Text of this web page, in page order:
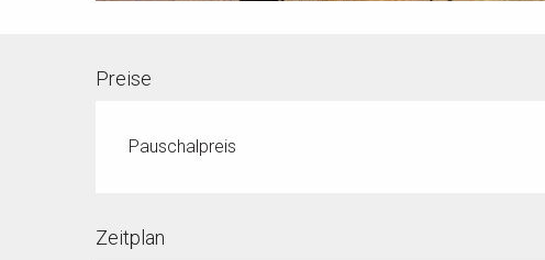
Preise
Pauschalpreis
Zeitplan